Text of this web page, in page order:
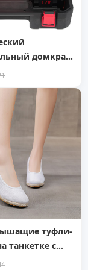
домкрат,
домкрат
5
фунтов
туфли-
танкетке с
льна